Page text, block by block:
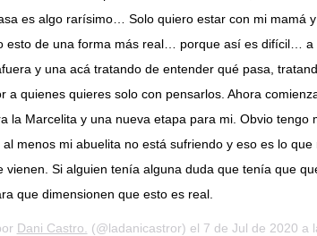
es algo rarísimo… Solo quiero estar con mi mamá
esto de una forma más real… porque así es difícil… a
y una acá tratando de entender qué pasa,
a quienes quieres solo con pensarlos. Ahora
la Marcelita y una nueva etapa para mi. Obvio tengo
menos mi abuelita no está sufriendo y eso es lo que
Si alguien tenía alguna duda que tenía que
que dimensionen que esto es real.
Dani Castro. (@ladanicastror) el 7 de Jul de 2020 a